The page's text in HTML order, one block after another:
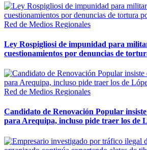
Red de Medios Regionales
Ley Rospigliosi de impunidad para
cuestionamientos por denuncias de
Red de Medios Regionales
Candidato de Renovación Popular
para Arequipa, incluso pide traer los de